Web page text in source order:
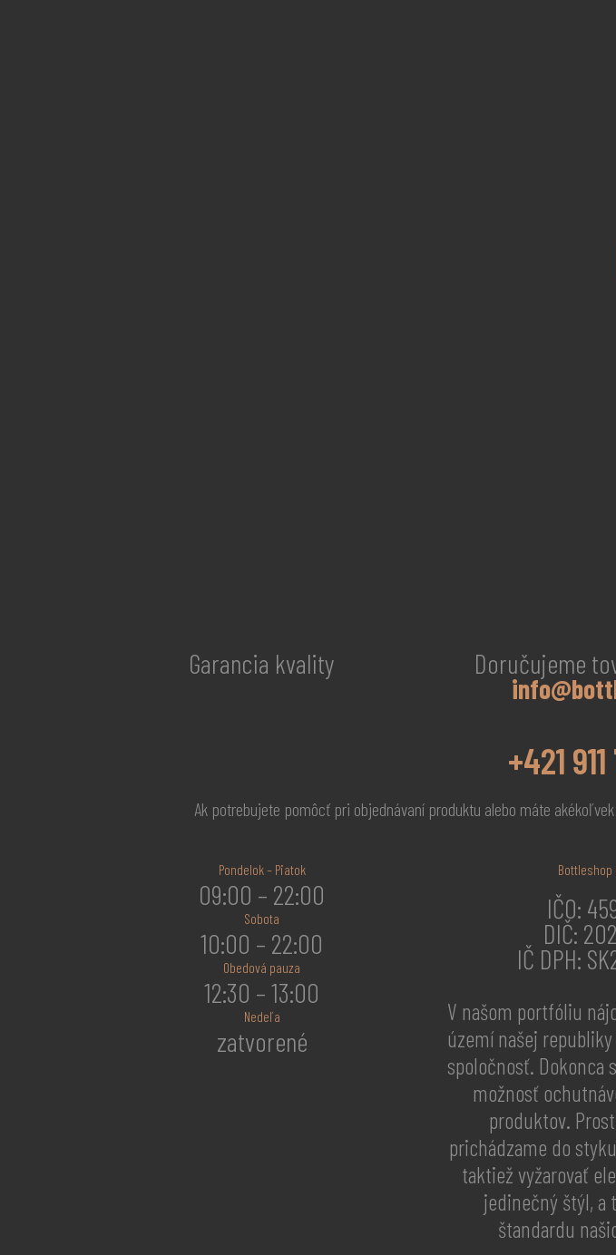
Garancia kvality Doručujeme
+421
Ak potrebujete pomôcť pri objednávaní produktu alebo máte
Pondelok – Piatok
09:00 – 22:00
Sobota
10:00 – 22:00
Obedová pauza
12:30 – 13:00
Nedeľa
zatvorené
IČO:
DIČ:
IČ DPH:
V našom portfóliu
území našej
spoločnosť. Dokonca
možnosť
produktov.
prichádzame do
taktiež vyžarovať
jedinečný štýl, a
štandardu